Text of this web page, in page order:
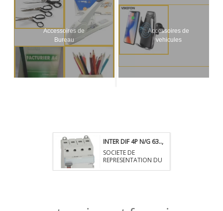
Accessoires de
Bureau
Accessoires de
vehicules
INTER DIF 4P N/G 63..,
958545.00 XAF.
Secteur: Electricite
SOCIETE DE
REPRESENTATION DU